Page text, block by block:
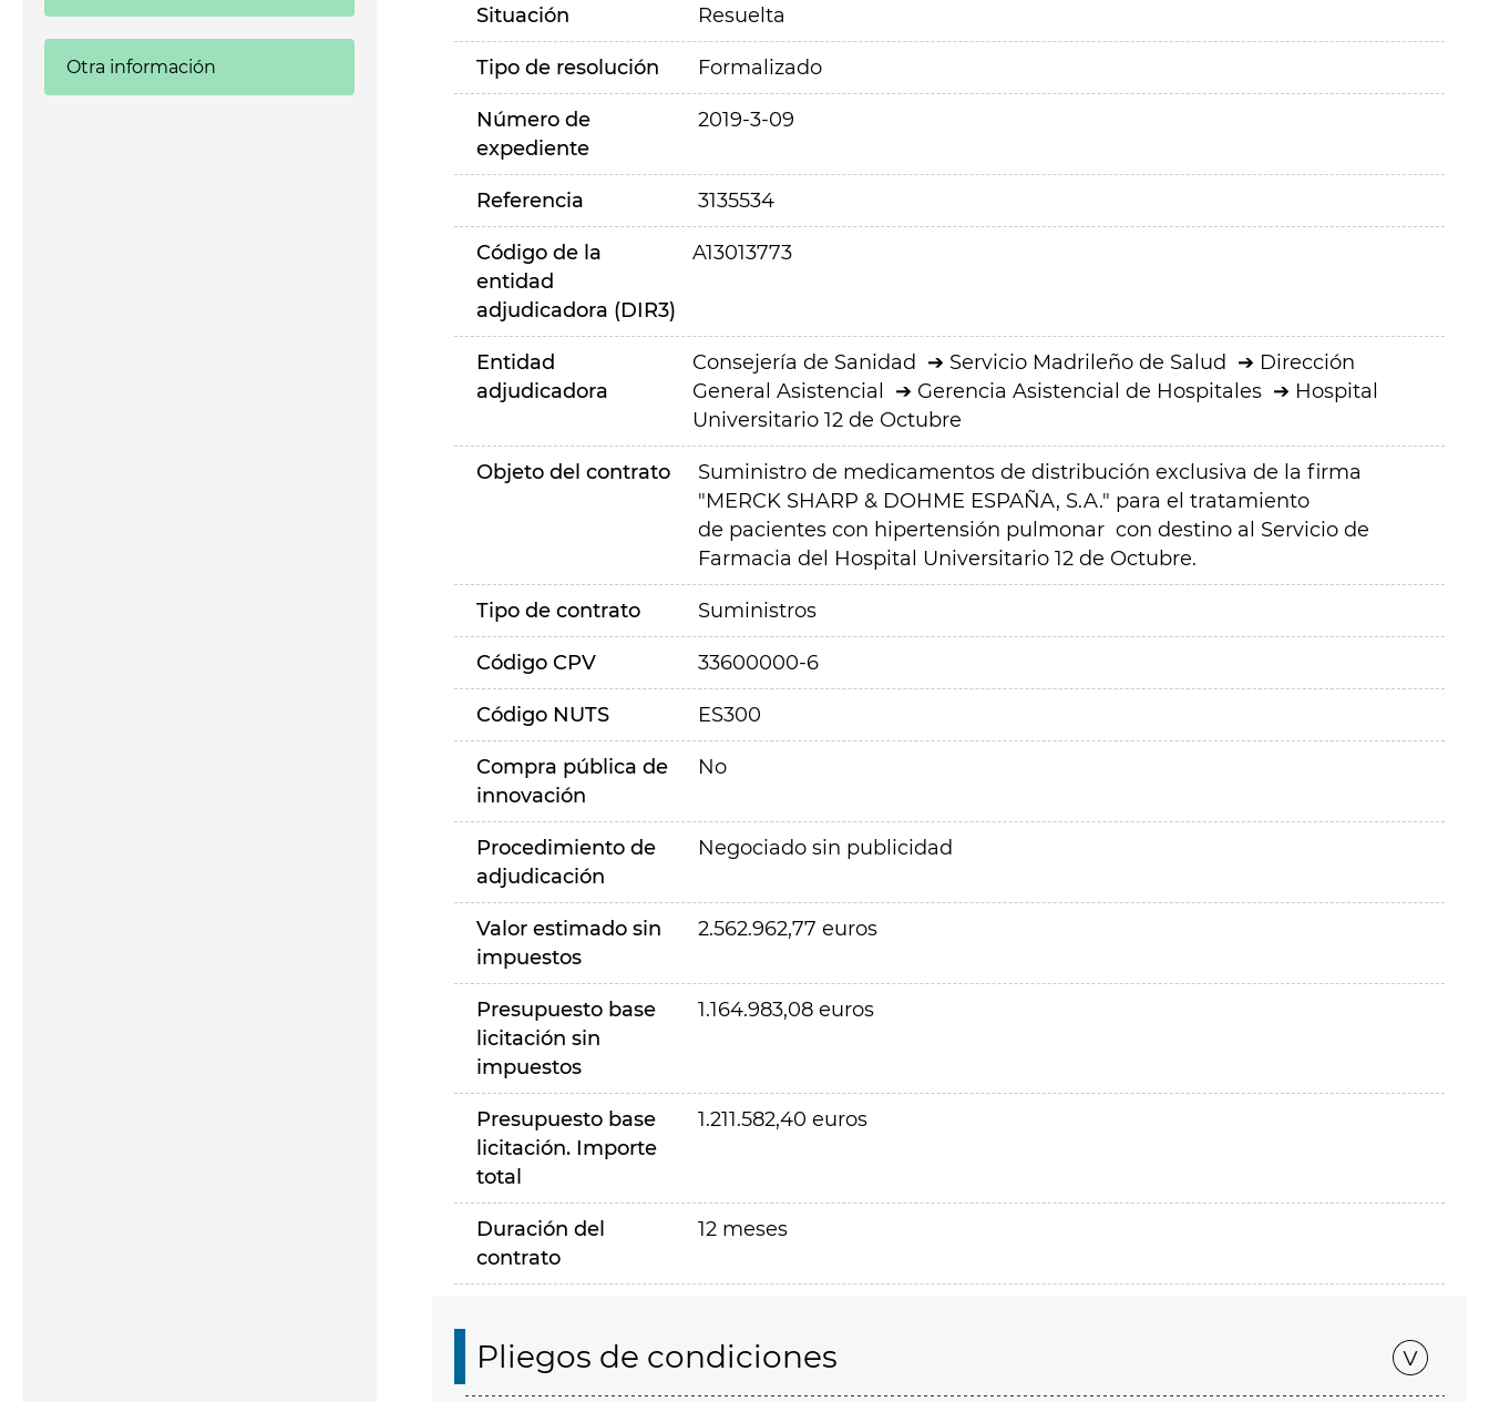
Otra información
Situación Resuelta
Tipo de resolución Formalizado
Número de
expediente
2019-3-09
Referencia 3135534
Código de la
entidad
adjudicadora (DIR3)
A13013773
Entidad
adjudicadora
Consejería de Sanidad Servicio Madrileño de Salud
Dirección
General Asistencial
Gerencia Asistencial de Hospitales
Hospital
Universitario 12 de Octubre
Objeto del contrato
Suministro de medicamentos de distribución exclusiva de la firma
"MERCK SHARP & DOHME ESPAÑA, S.A." para el tratamiento
de pacientes con hipertensión pulmonar con destino al Servicio de
Farmacia del Hospital Universitario 12 de Octubre.
Tipo de contrato Suministros
Código CPV 33600000-6
Código NUTS ES300
Compra pública de
innovación
No
Procedimiento de
adjudicación
Negociado sin publicidad
Valor estimado sin
impuestos
2.562.962,77 euros
Presupuesto base
licitación sin
impuestos
1.164.983,08 euros
Presupuesto base
licitación. Importe
total
1.211.582,40 euros
Duración del
contrato
12 meses
Pliegos de condiciones